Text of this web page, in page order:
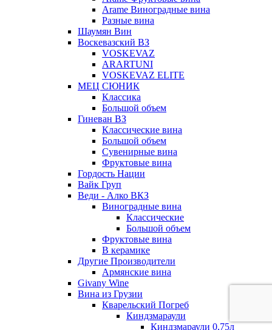
Arame Виноградные вина
Разные вина
Шаумян Вин
Воскевазский ВЗ
VOSKEVAZ
ARARTUNI
VOSKEVAZ ELITE
МЕЦ СЮНИК
Классика
Большой объем
Гиневан ВЗ
Классические вина
Большой объем
Сувенирные вина
Фруктовые вина
Гордость Нации
Вайк Груп
Веди - Алко ВКЗ
Виноградные вина
Классические
Большой объем
Фруктовые вина
В керамике
Другие Производители
Армянские вина
Givany Wine
Вина из Грузии
Кварельский Погреб
Киндзмараули
Киндзмараули 0,75л